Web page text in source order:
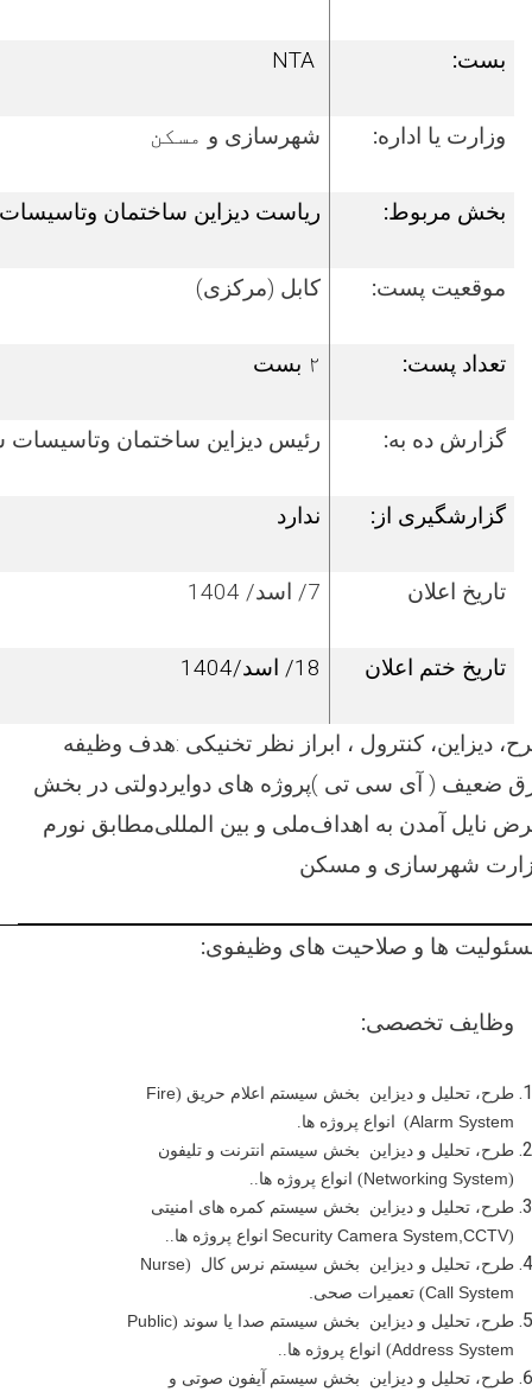
بست: NTA
وزارت یا اداره: شهرسازی و مسکن
بخش مربوط: ریاستدیزاین ساختمان
موقعیت پست: کابل (مرکزی)
تعداد پست: ۲ بست
گزارش ده به: رئیس دیزاین ساختمان وتاسیسات
گزارش­گیری از: ندارد
تاریخ اعلان 7/ اسد/ 1404
تاریخ ختم اعلان 18/ اسد/1404
هدف وظیفه: دیزاین، کنترول ، ابراز نظر تخنیکی
پروژه های دوایردولتی در بخشضعیف ( آی سی تی )
مطابق نورمملی و بین المللینایل آمدن به اهداف
شهرسازی و مسکن
ها و صلاحیت های وظیفوی:
وظایف تخصصی:
طرح، تحلیل و دیزاین بخش سیستم اعلام حریق (Fire
Alarm System
) انواع پروژه ها.
طرح، تحلیل و دیزاین بخش سیستم انترنت و تلیفون
(
Networking System
) انواع پروژه ها..
طرح، تحلیل و دیزاین بخش سیستم کمره های امنیتی
(
Security Camera System,CCTV انواع پروژه ها..
طرح، تحلیل و دیزاین بخش سیستم نرس کال (Nurse
Call System) تعمیرات صحی.
طرح، تحلیل و دیزاین بخش سیستم صدا یا سوند (Public
Address System
) انواع پروژه ها..
طرح، تحلیل و دیزاین بخش سیستم آیفون صوتی و